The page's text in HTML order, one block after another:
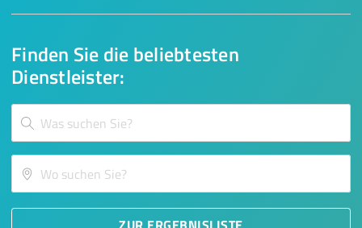
Finden Sie die beliebtesten
Dienstleister: